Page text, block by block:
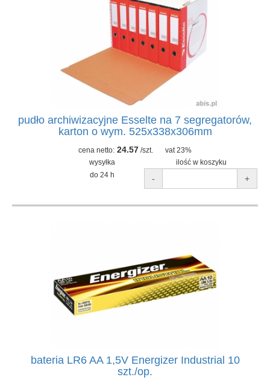
pudło archiwizacyjne Esselte na 7 segregatorów,
karton o wym. 525x338x306mm
cena netto: 24.57 /szt.
vat 23%
wysyłka
ilość w koszyku
do 24 h
- +
bateria LR6 AA 1,5V Energizer Industrial 10
szt./op.